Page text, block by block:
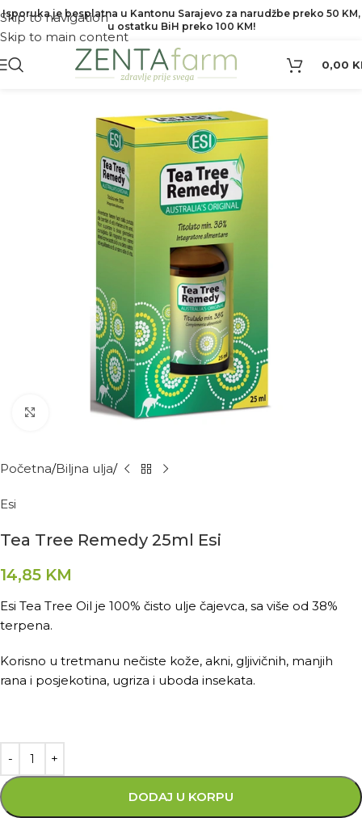
Skip to navigation
Skip to main content
Isporuka je besplatna u Kantonu Sarajevo za narudžbe preko 50 KM,
u ostatku BiH preko 100 KM!
0,00
Kliknite za povećanje
Početna Biljna ulja
Esi
Tea Tree Remedy 25ml Esi
14,85 KM
Esi Tea Tree Oil je 100% čisto ulje čajevca, sa više od 38%
terpena.
Korisno u tretmanu nečiste kože, akni, gljivičnih, manjih
rana i posjekotina, ugriza i uboda insekata.
DODAJ U KORPU